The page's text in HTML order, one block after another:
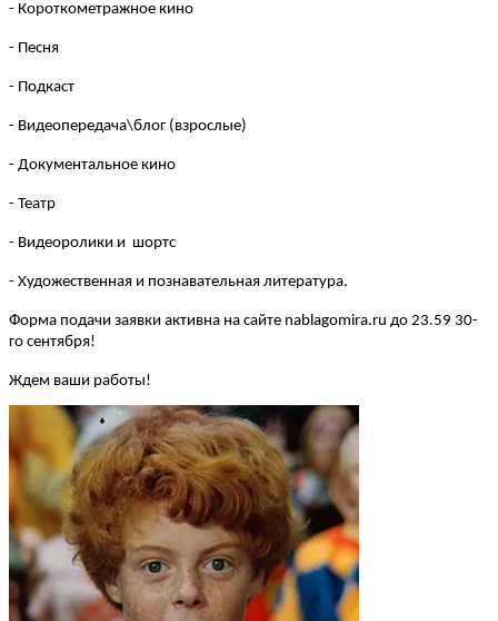
- Короткометражное кино
- Песня
- Подкаст
- Видеопередача\блог (взрослые)
- Документальное кино
- Театр
- Видеоролики и шортс
- Художественная и познавательная литература.
Форма подачи заявки активна на сайте nablagomira.ru до 23.59 30-
го сентября!
Ждем ваши работы!